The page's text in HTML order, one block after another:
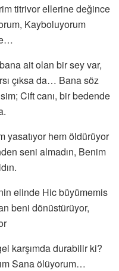
titrivor ellerine değince
Kayboluyorum
ait olan bir sey var,
çıksa da… Bana söz
Cift canı, bir bedende
yasatıyor hem öldürüyor
seni almadın, Benim
elinde Hic büyümemis
beni dönüstürüyor,
karşımda durabilir ki?
Sana ölüyorum…